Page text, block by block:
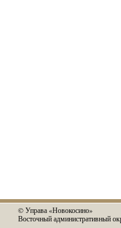
© Управа «Новокосино»
Восточный административный